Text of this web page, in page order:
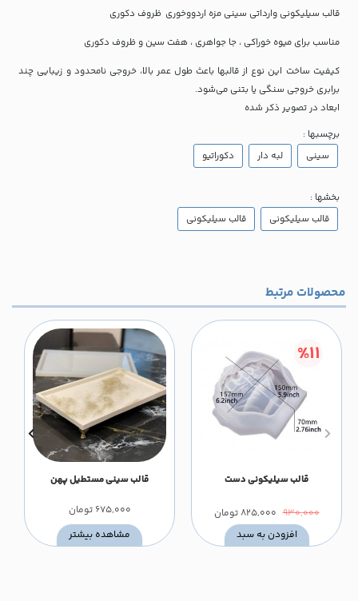
قالب سیلیکونی وارداتی سینی مزه اردووخوری ظروف دکوری
مناسب برای میوه خوراکی ، جا جواهری ، هفت سین و ظروف دکوری
کیفیت ساخت این نوع از قالبها باعث طول عمر بالا، خروجی نامحدود و زیبایی چند
برابری خروجی سنگی یا بتنی می‌شود.
ابعاد در تصویر ذکر شده
برچسبها :
سینی
لبه دار دکوراتیو
بخشها :
قالب سیلیکونی
قالب سیلیکونی
محصولات مرتبط
%11
قالب سیلیکونی دست
930,000
825,000 تومان
افزودن به سبد
قالب سینی مستطیل پهن
675,000 تومان
مشاهده بیشتر